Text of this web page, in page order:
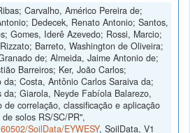
Carvalho, Américo Pereira de;
Dedecek, Renato Antonio; Santos,
Gomes, Iderê Azevedo; Rossi, Marcio;
Barreto, Washington de Oliveira;
de; Almeida, Jaime Antonio de;
Barreiros; Ker, João Carlos;
da; Costa, Antônio Carlos Saraiva da;
da; Giarola, Neyde Fabíola Balarezo,
de correlação, classificação e aplicação
solos RS/SC/PR",
SoilData/EYWESY, SoilData, V1